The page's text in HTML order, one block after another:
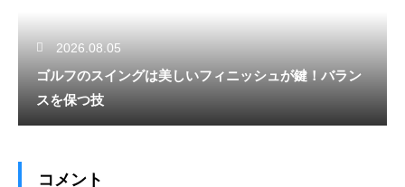
2026.08.05
ゴルフのスイングは美しいフィニッシュが鍵！バラン
スを保つ技
コメント